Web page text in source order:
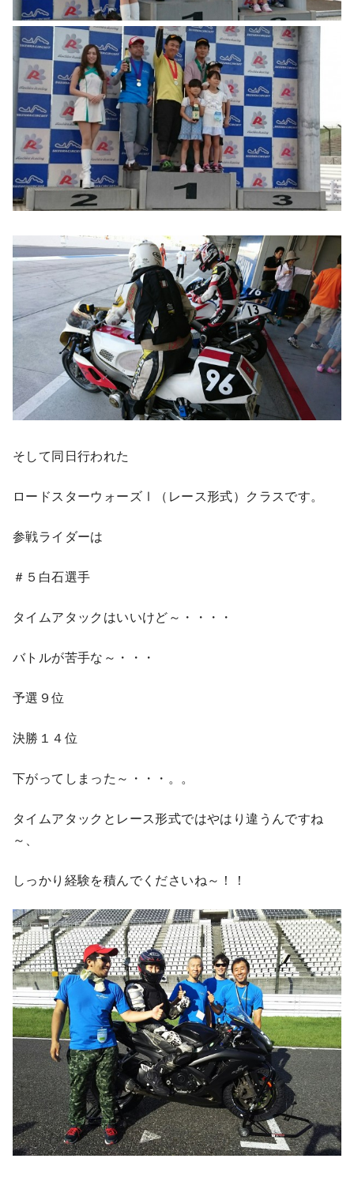
そして同日行われた
ロードスターウォーズⅠ（レース形式）クラスです。
参戦ライダーは
＃５白石選手
タイムアタックはいいけど～・・・・
バトルが苦手な～・・・
予選９位
決勝１４位
下がってしまった～・・・。。
タイムアタックとレース形式ではやはり違うんですね
～、
しっかり経験を積んでくださいね～！！